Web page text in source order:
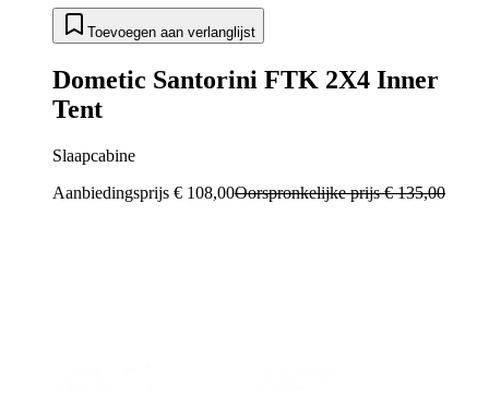
Toevoegen aan verlanglijst
Dometic Santorini FTK 2X4 Inner
Tent
Slaapcabine
Aanbiedingsprijs € 108,00Oorspronkelijke prijs € 135,00